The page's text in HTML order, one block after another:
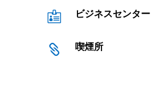
 ビジネスセンター
 喫煙所